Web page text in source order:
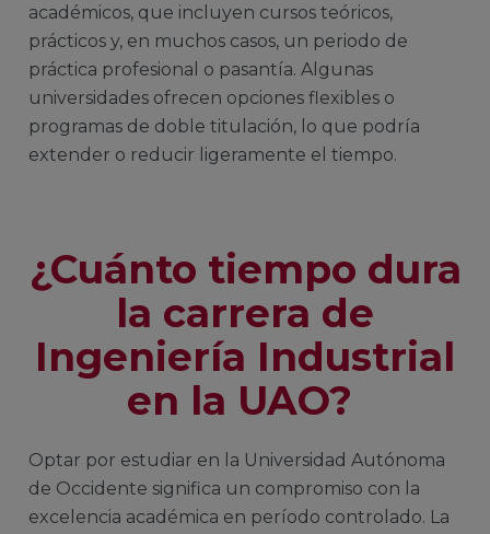
académicos, que incluyen cursos teóricos,
prácticos y, en muchos casos, un periodo de
práctica profesional o pasantía. Algunas
universidades ofrecen opciones flexibles o
programas de doble titulación, lo que podría
extender o reducir ligeramente el tiempo.
¿Cuánto tiempo dura
la carrera de
Ingeniería Industrial
en la UAO?
Optar por estudiar en la Universidad Autónoma
de Occidente significa un compromiso con la
excelencia académica en período controlado. La